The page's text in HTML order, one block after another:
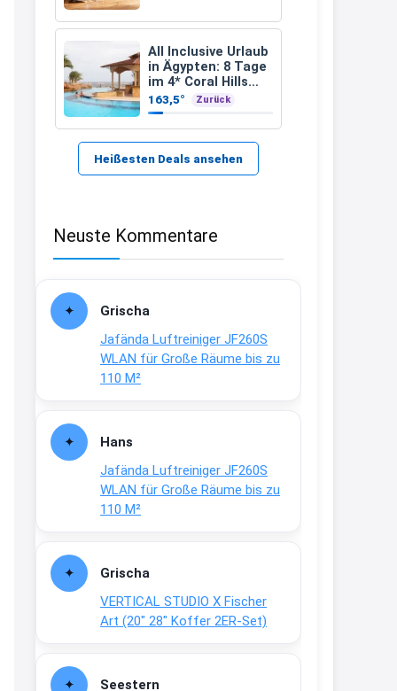
All Inclusive Urlaub
in Ägypten: 8 Tage
im 4* Coral Hills
Resort Marsa Alam
inkl. Flüge ab 299 €
p.P.
163,5° Zurück
Heißesten Deals ansehen
Neuste Kommentare
Grischa
Jafända Luftreiniger JF260S
WLAN für Große Räume bis zu
110 M²
Hans
Jafända Luftreiniger JF260S
WLAN für Große Räume bis zu
110 M²
Grischa
VERTICAL STUDIO X Fischer
Art (20″ 28″ Koffer 2ER-Set)
Seestern
21:37
↩
Kerstin
Bei EDEKA
↩
29.07www.haribo.com/de-
↩
Joachim
Ab diesem Jahr gibt es keine
Fielmann-Blinkis mehr / wurde
www.fielmann-
group.com/blinkis...
13:44
dich zu sehen, alles gut?
15:01